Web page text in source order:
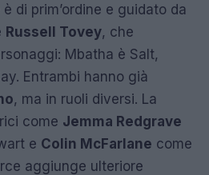
di prim’ordine e guidato da
Russell Tovey, che
Mbatha è Salt,
Entrambi hanno già
, ma in ruoli diversi. La
come Jemma Redgrave
e Colin McFarlane come
aggiunge ulteriore